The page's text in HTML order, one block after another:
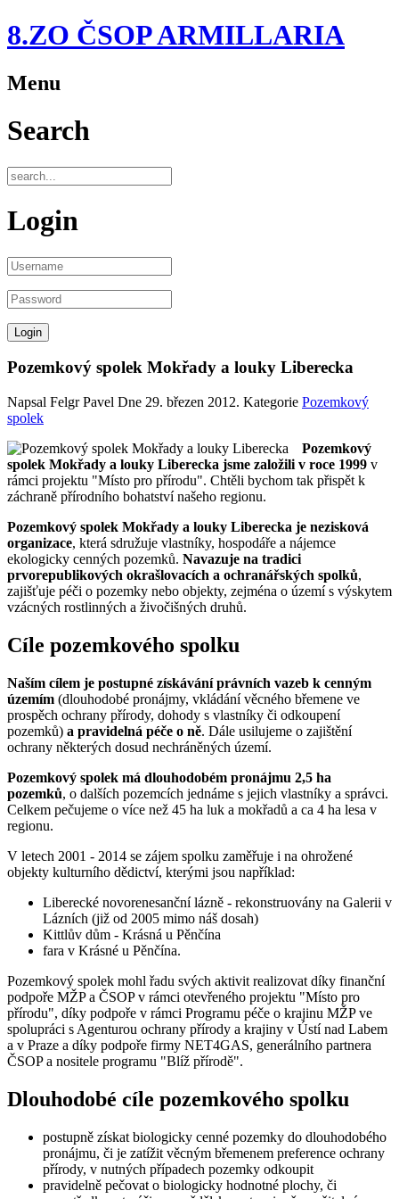
8.ZO ČSOP ARMILLARIA
Menu
Search
Login
Pozemkový spolek Mokřady a louky Liberecka
Napsal Felgr Pavel Dne 29. březen 2012. Kategorie Pozemkový
spolek
Pozemkový
spolek Mokřady a louky Liberecka jsme založili v roce 1999 v
rámci projektu "Místo pro přírodu". Chtěli bychom tak přispět k
záchraně přírodního bohatství našeho regionu.
Pozemkový spolek Mokřady a louky Liberecka je nezisková
organizace, která sdružuje vlastníky, hospodáře a nájemce
ekologicky cenných pozemků. Navazuje na tradici
prvorepublikových okrašlovacích a ochranářských spolků,
zajišťuje péči o pozemky nebo objekty, zejména o území s výskytem
vzácných rostlinných a živočišných druhů.
Cíle pozemkového spolku
Naším cílem je postupné získávání právních vazeb k cenným
územím (dlouhodobé pronájmy, vkládání věcného břemene ve
prospěch ochrany přírody, dohody s vlastníky či odkoupení
pozemků) a pravidelná péče o ně. Dále usilujeme o zajištění
ochrany některých dosud nechráněných území.
Pozemkový spolek má dlouhodobém pronájmu 2,5 ha
pozemků, o dalších pozemcích jednáme s jejich vlastníky a správci.
Celkem pečujeme o více než 45 ha luk a mokřadů a ca 4 ha lesa v
regionu.
V letech 2001 - 2014 se zájem spolku zaměřuje i na ohrožené
objekty kulturního dědictví, kterými jsou například:
Liberecké novorenesanční lázně - rekonstruovány na Galerii v
Lázních (již od 2005 mimo náš dosah)
Kittlův dům - Krásná u Pěnčína
fara v Krásné u Pěnčína.
Pozemkový spolek mohl řadu svých aktivit realizovat díky finanční
podpoře MŽP a ČSOP v rámci otevřeného projektu "Místo pro
přírodu", díky podpoře v rámci Programu péče o krajinu MŽP ve
spolupráci s Agenturou ochrany přírody a krajiny v Ústí nad Labem
a v Praze a díky podpoře firmy NET4GAS, generálního partnera
ČSOP a nositele programu "Blíž přírodě".
Dlouhodobé cíle pozemkového spolku
postupně získat biologicky cenné pozemky do dlouhodobého
pronájmu, či je zatížit věcným břemenem preference ochrany
přírody, v nutných případech pozemky odkoupit
pravidelně pečovat o biologicky hodnotné plochy, či